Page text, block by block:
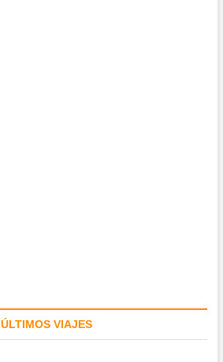
ÚLTIMOS VIAJES